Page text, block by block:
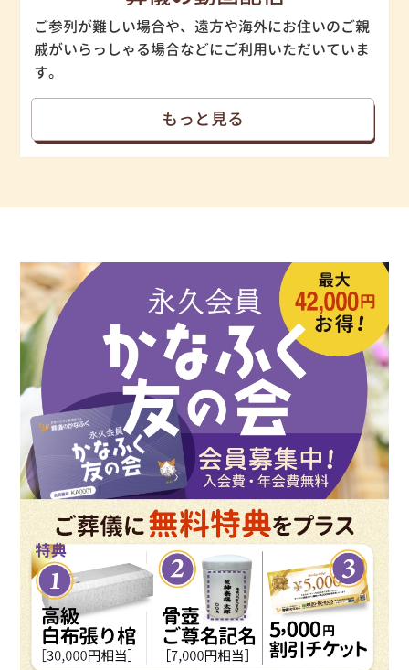
ご参列が難しい場合や、遠方や海外にお住いのご親
戚がいらっしゃる場合などにご利用いただいていま
す。
もっと見る